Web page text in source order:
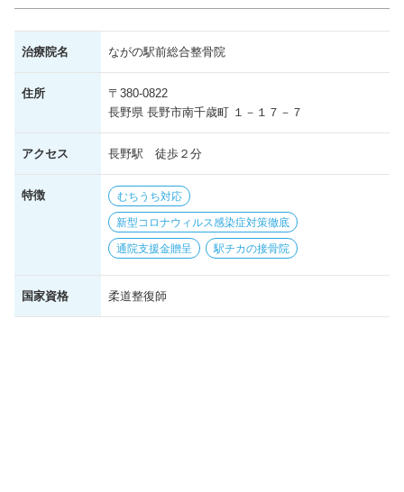
治療院名 ながの駅前総合整骨院
住所
〒380-0822
長野県 長野市南千歳町 １－１７－７
アクセス 長野駅 徒歩２分
特徴 むちうち対応
新型コロナウィルス感染症対策徹底
通院支援金贈呈 駅チカの接骨院
国家資格 柔道整復師